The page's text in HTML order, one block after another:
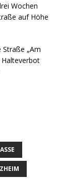
Wochen
auf Höhe
„Am